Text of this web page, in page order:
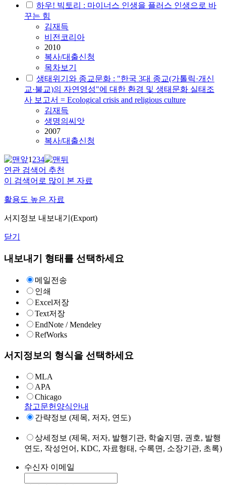
하우! 빅토리 : 마이너스 인생을 플러스 인생으로 바
꾸는 힘
김재득
비전코리아
2010
복사/대출신청
목차보기
생태위기와 종교문화 : "한국 3대 종교(가톨릭·개신
교·불교)의 자연영성"에 대한 환경 및 생태문화 실태조
사 보고서 = Ecological crisis and religious culture
김재득
생명의씨앗
2007
복사/대출신청
1234
연관 검색어 추천
이 검색어로 많이 본 자료
활용도 높은 자료
서지정보 내보내기(Export)
닫기
내보내기 형태를 선택하세요
메일전송
인쇄
Excel저장
Text저장
EndNote / Mendeley
RefWorks
서지정보의 형식을 선택하세요
MLA
APA
Chicago
참고문헌양식안내
간략정보 (제목, 저자, 연도)
상세정보 (제목, 저자, 발행기관, 학술지명, 권호, 발행
연도, 작성언어, KDC, 자료형태, 수록면, 소장기관, 초록)
수신자 이메일